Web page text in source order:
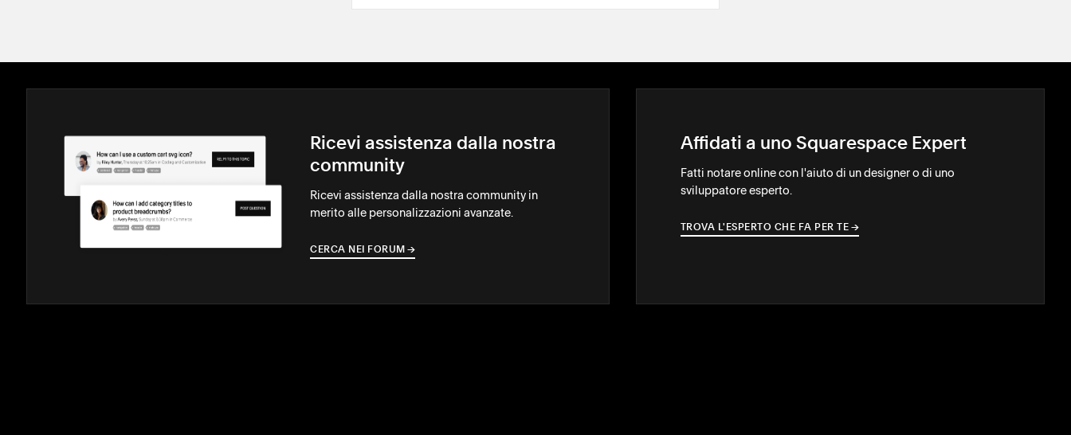
Ricevi assistenza dalla nostra
community
Ricevi assistenza dalla nostra community in
merito alle personalizzazioni avanzate.
CERCA NEI FORUM →
→
Affidati a uno Squarespace Expert
Fatti notare online con l'aiuto di un designer o di uno
sviluppatore esperto.
TROVA L'ESPERTO CHE FA PER TE →
→